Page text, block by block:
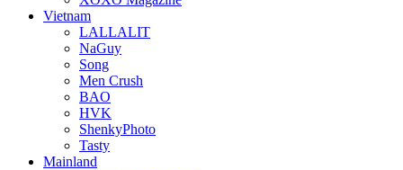
Vietnam
LALLALIT
NaGuy
Song
Men Crush
BAO
HVK
ShenkyPhoto
Tasty
Mainland